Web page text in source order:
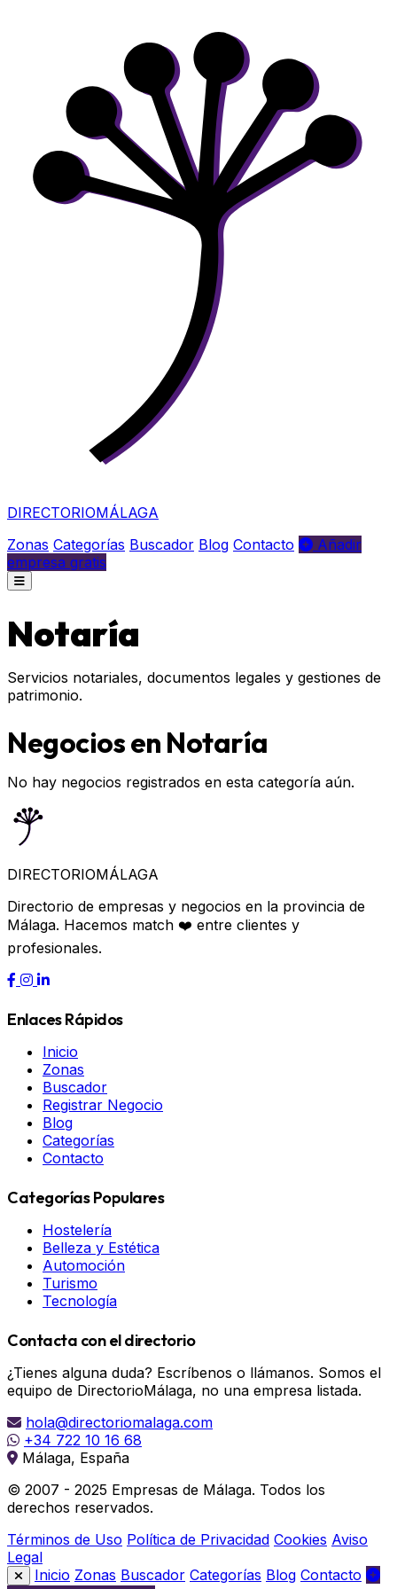
DIRECTORIOMÁLAGA
Zonas Categorías Buscador Blog Contacto
Añadir
empresa gratis
Notaría
Servicios notariales, documentos legales y gestiones de
patrimonio.
Negocios en Notaría
No hay negocios registrados en esta categoría aún.
DIRECTORIOMÁLAGA
Directorio de empresas y negocios en la provincia de
Málaga. Hacemos match ❤️ entre clientes y
profesionales.
Enlaces Rápidos
Inicio
Zonas
Buscador
Registrar Negocio
Blog
Categorías
Contacto
Categorías Populares
Hostelería
Belleza y Estética
Automoción
Turismo
Tecnología
Contacta con el directorio
¿Tienes alguna duda? Escríbenos o llámanos. Somos el
equipo de DirectorioMálaga, no una empresa listada.
hola@directoriomalaga.com
+34 722 10 16 68
Málaga, España
© 2007 - 2025 Empresas de Málaga. Todos los
derechos reservados.
Términos de Uso Política de Privacidad Cookies Aviso
Legal
Inicio Zonas Buscador Categorías Blog Contacto